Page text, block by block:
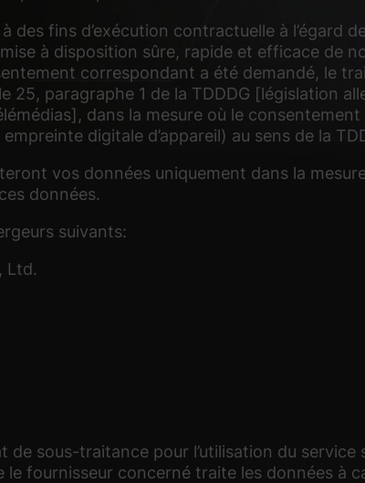
à des fins d’exécution contractuelle à
mise à disposition sûre, rapide et efficace
correspondant a été demandé, le
25, paragraphe 1 de la TDDDG [législation
dans la mesure où le
empreinte digitale d’appareil) au sens de la
vos données uniquement dans la
données.
suivants:
Ltd.
sous-traitance pour l’utilisation du
le fournisseur concerné traite les données à